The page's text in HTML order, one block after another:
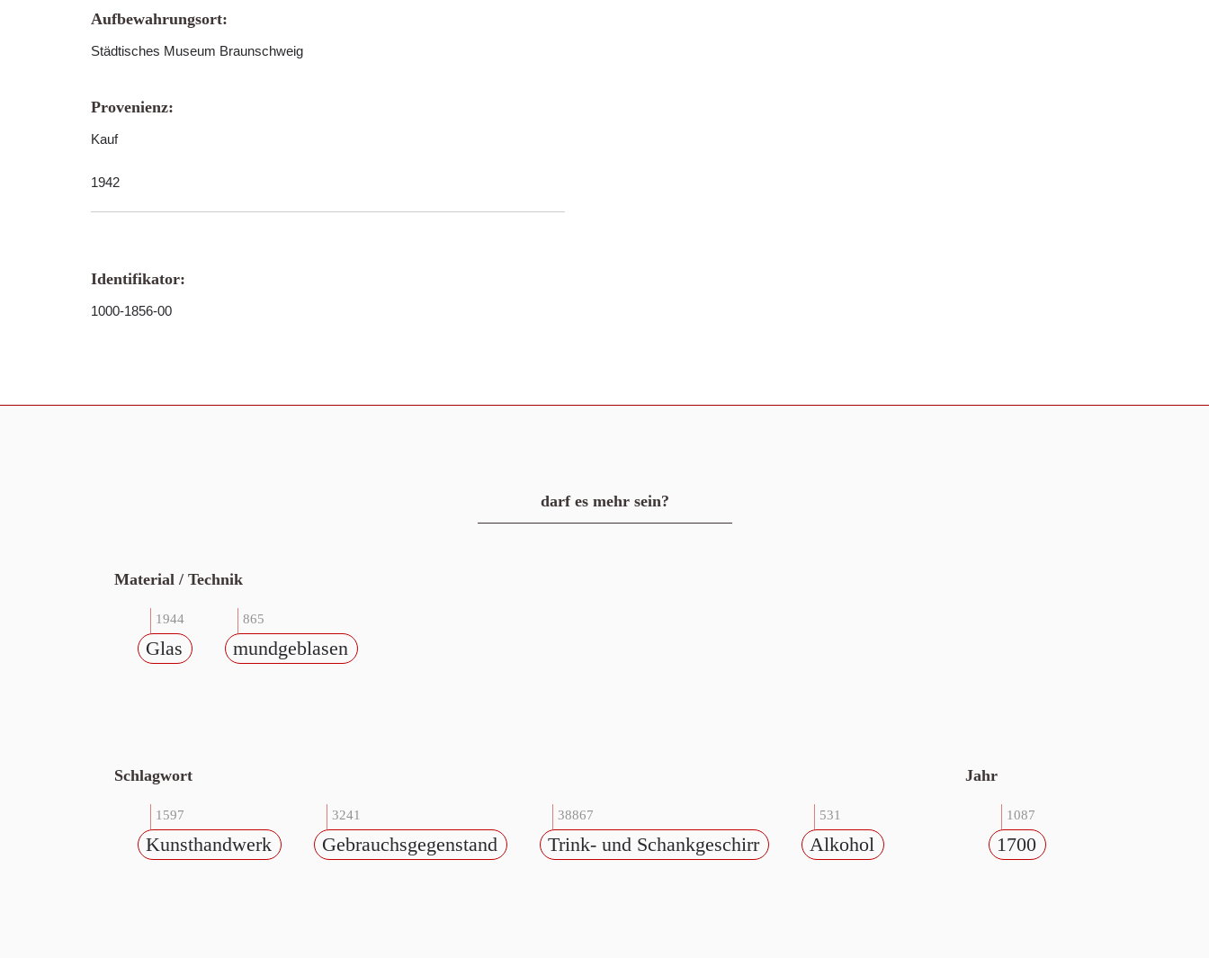
Aufbewahrungsort:
Städtisches Museum Braunschweig
Provenienz:
Kauf
1942
Identifikator:
1000-1856-00
darf es mehr sein?
Material / Technik
1944
Glas
865
mundgeblasen
Schlagwort
1597
Kunsthandwerk
3241
Gebrauchsgegenstand
38867
Trink- und Schankgeschirr
531
Alkohol
Jahr
1087
1700